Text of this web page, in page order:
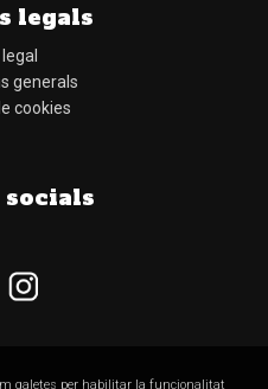
legals
generals
cookies
socials
galetes per habilitar la funcionalitat